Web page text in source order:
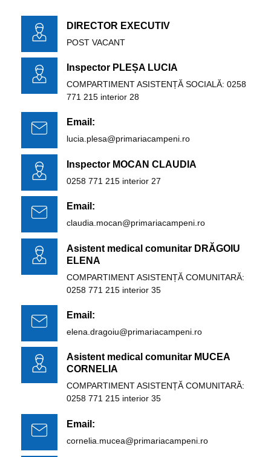
DIRECTOR EXECUTIV
POST VACANT
Inspector PLEȘA LUCIA
COMPARTIMENT ASISTENȚĂ SOCIALĂ: 0258
771 215 interior 28
Email:
lucia.plesa@primariacampeni.ro
Inspector MOCAN CLAUDIA
0258 771 215 interior 27
Email:
claudia.mocan@primariacampeni.ro
Asistent medical comunitar DRĂGOIU
ELENA
COMPARTIMENT ASISTENȚĂ COMUNITARĂ:
0258 771 215 interior 35
Email:
elena.dragoiu@primariacampeni.ro
Asistent medical comunitar MUCEA
CORNELIA
COMPARTIMENT ASISTENȚĂ COMUNITARĂ:
0258 771 215 interior 35
Email:
cornelia.mucea@primariacampeni.ro